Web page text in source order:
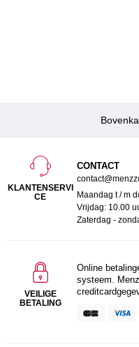
KLANTENSERVI
CE
CONTACT
Maandag t / m
Vrijdag: 10.00
Zaterdag -
VEILIGE
BETALING
Online
systeem.